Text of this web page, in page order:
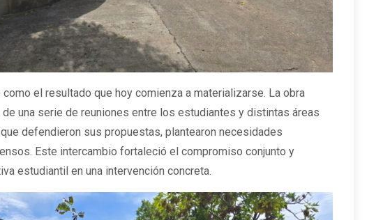
el resultado que hoy comienza a materializarse. La obra
de una serie de reuniones entre los estudiantes y distintas áreas
defendieron sus propuestas, plantearon necesidades
Este intercambio fortaleció el compromiso conjunto y
estudiantil en una intervención concreta.